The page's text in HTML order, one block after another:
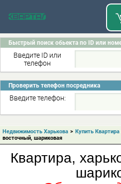
Быстрый поиск обьекта по ID или
Введите ID или
телефон
Проверить телефон посредника
Введите телефон:
Недвижимость Харькова > Купить Квартира
восточный, шариковая
Квартира,